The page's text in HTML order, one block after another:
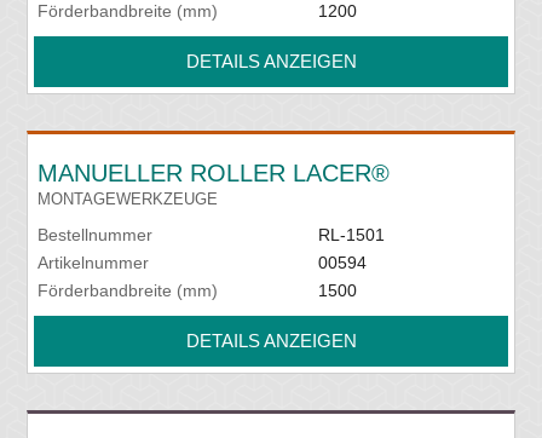
Förderbandbreite (mm)
1200
DETAILS ANZEIGEN
MANUELLER ROLLER LACER®
MONTAGEWERKZEUGE
Bestellnummer
RL-1501
Artikelnummer
00594
Förderbandbreite (mm)
1500
DETAILS ANZEIGEN